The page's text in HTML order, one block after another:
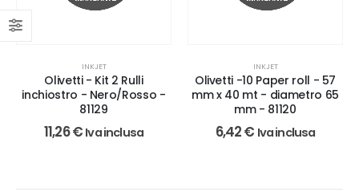
INKJET
Olivetti - Kit 2 Rulli
inchiostro - Nero/Rosso -
81129
11,26€ Iva inclusa
INKJET
Olivetti -10 Paper roll - 57
mm x 40 mt - diametro 65
mm - 81120
6,42€ Iva inclusa